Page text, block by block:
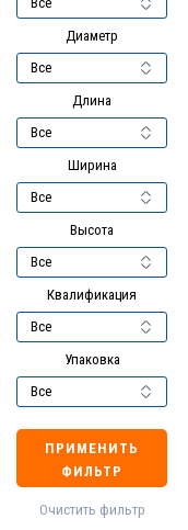
Диаметр
Длина
Ширина
Высота
Квалификация
Упаковка
ПРИМЕНИТЬ
ФИЛЬТР
Очистить фильтр